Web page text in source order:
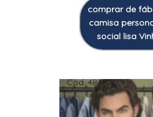
comprar de
camisa
social lisa
Cod.:48382